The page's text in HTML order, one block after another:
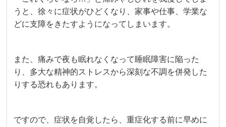
うと、徐々に症状がひどくなり、家事や仕事、学業な
どに支障をきたすようになってしまいます。
また、痛みで夜も眠れなくなって睡眠障害に陥った
り、多大な精神的ストレスから深刻な不調を併発した
りする恐れもあります。
ですので、症状を自覚したら、重症化する前に早めに